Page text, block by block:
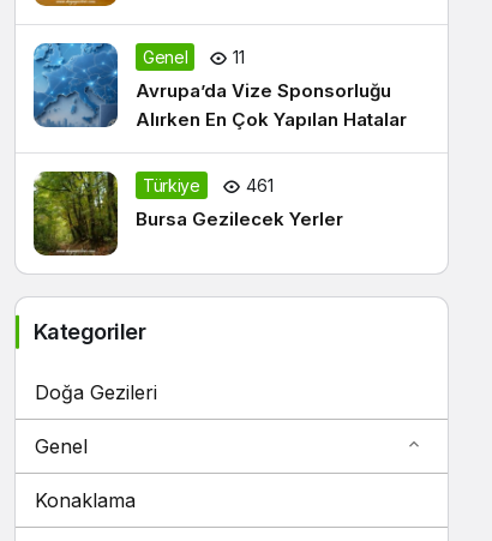
Genel 11
Avrupa’da Vize Sponsorluğu
Alırken En Çok Yapılan Hatalar
Türkiye 461
Bursa Gezilecek Yerler
Kategoriler
Doğa Gezileri
Genel
Konaklama